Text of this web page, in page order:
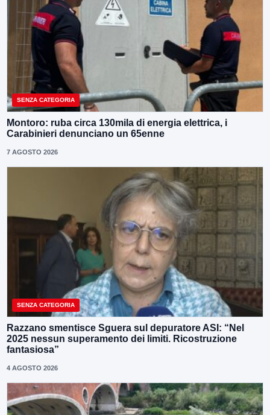
SENZA CATEGORIA
Montoro: ruba circa 130mila di energia elettrica, i
Carabinieri denunciano un 65enne
7 AGOSTO 2026
SENZA CATEGORIA
Razzano smentisce Sguera sul depuratore ASI: “Nel
2025 nessun superamento dei limiti. Ricostruzione
fantasiosa”
4 AGOSTO 2026